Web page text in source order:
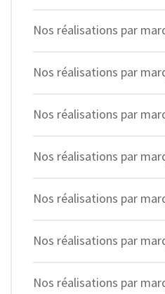
Nos réalisations par
Nos réalisations par
Nos réalisations par
Nos réalisations par
Nos réalisations par
Nos réalisations par
Nos réalisations par